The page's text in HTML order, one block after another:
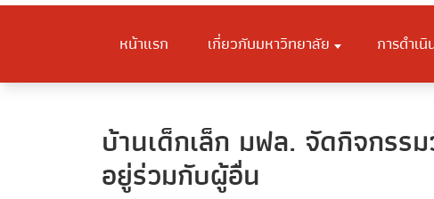
หน้าแรก เกี่ยวกับมหาวิทยาลัย การดำเ
บ้านเด็กเล็ก มฟล. จัดกิจกรร
อยู่ร่วมกับผู้อื่น